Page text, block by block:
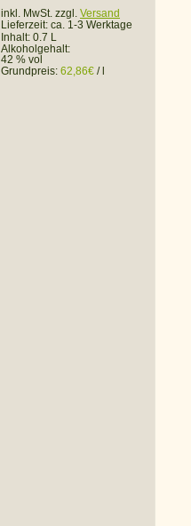
inkl. MwSt. zzgl. Versand
Lieferzeit: ca. 1-3 Werktage
Inhalt: 0.7 L
Alkoholgehalt:
42 % vol
Grundpreis: 62,86€ /